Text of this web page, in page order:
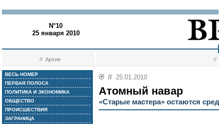
N°10
25 января 2010
//Архив //
ВЕСЬ НОМЕР
ПЕРВАЯ ПОЛОСА
ПОЛИТИКА И ЭКОНОМИКА
ОБЩЕСТВО
ПРОИСШЕСТВИЯ
ЗАГРАНИЦА
// 25.01.2010
Атомный навар
«Старые мастера» остаются